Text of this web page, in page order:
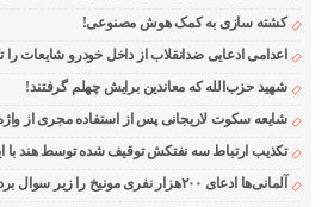
کشته سازی به کمک هوش مصنوعی!
اعدامی ادعایی ضدانقلاب از داخل خودرو شایعات
شهید حزب‌الله که معاندین برایش چهلم گرفتند!
شایعه سکوت لاریجانی پس از استفاده مجری از
تکذیب ارتباط سه نفتکش توقیف شده توسط هند با
آلمانی‌ها ادعای ۲۰۰هزار نفری مونیخ را زیر سوال بردند